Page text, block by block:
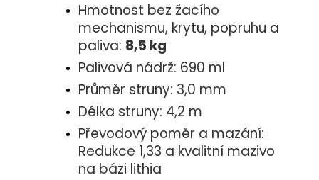
Hmotnost bez žacího
mechanismu, krytu, popruhu a
paliva: 8,5 kg
Palivová nádrž: 690 ml
Průměr struny: 3,0 mm
Délka struny: 4,2 m
Převodový poměr a mazání:
Redukce 1,33 a kvalitní mazivo
na bázi lithia